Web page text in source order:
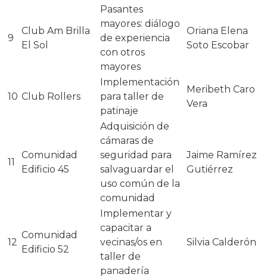
9
Club Am Brilla
El Sol
Pasantes
mayores: diálogo
de experiencia
con otros
mayores
Oriana Elena
Soto Escobar
10 Club Rollers
Implementación
para taller de
patinaje
Meribeth Caro
Vera
11
Comunidad
Edificio 45
Adquisición de
cámaras de
seguridad para
salvaguardar el
uso común de la
comunidad
Jaime Ramírez
Gutiérrez
12
Comunidad
Edificio 52
Implementar y
capacitar a
vecinas/os en
taller de
panadería
Silvia Calderón